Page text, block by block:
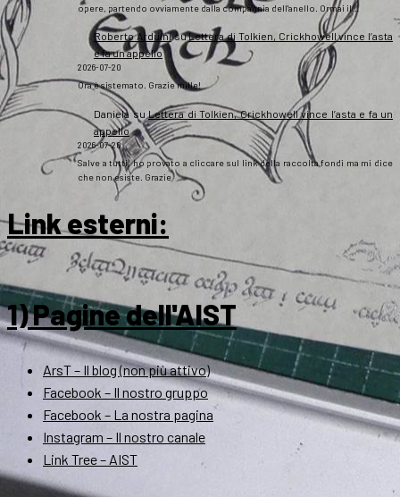
opere, partendo ovviamente dalla compagnia dell'anello. Ormai il…
Roberto ArduinisuLettera di Tolkien, Crickhowell vince l’asta
e fa un appello
2026-07-20
Ora è sistemato. Grazie mille!
DanielasuLettera di Tolkien, Crickhowell vince l’asta e fa un
appello
2026-07-20
Salve a tutti, ho provato a cliccare sul link della raccolta fondi ma mi dice
che non esiste. Grazie
Link esterni:
1) Pagine dell'AIST
ArsT – Il blog (non più attivo)
Facebook – Il nostro gruppo
Facebook – La nostra pagina
Instagram – Il nostro canale
Link Tree – AIST